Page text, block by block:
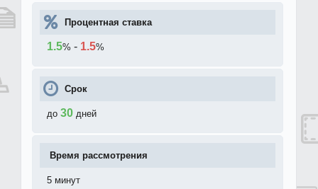
Процентная ставка
1.5% - 1.5%
Срок
до 30 дней
Время рассмотрения
5 минут